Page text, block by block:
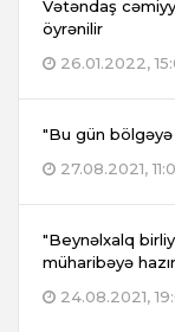
Vətəndaş
öyrənilir
26.01.2022,
"Bu gün
27.08.2021,
"Beynəlxalq
müharibəyə
24.08.2021,